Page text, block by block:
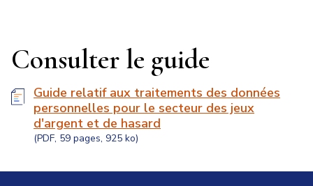
Consulter le guide
Guide relatif aux traitements des données
personnelles pour le secteur des jeux
d'argent et de hasard
(PDF, 59 pages, 925 ko)